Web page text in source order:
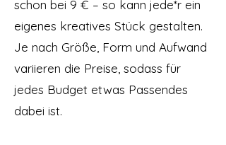
schon bei 9 € – so kann jede*r ein
eigenes kreatives Stück gestalten.
Je nach Größe, Form und Aufwand
variieren die Preise, sodass für
jedes Budget etwas Passendes
dabei ist.